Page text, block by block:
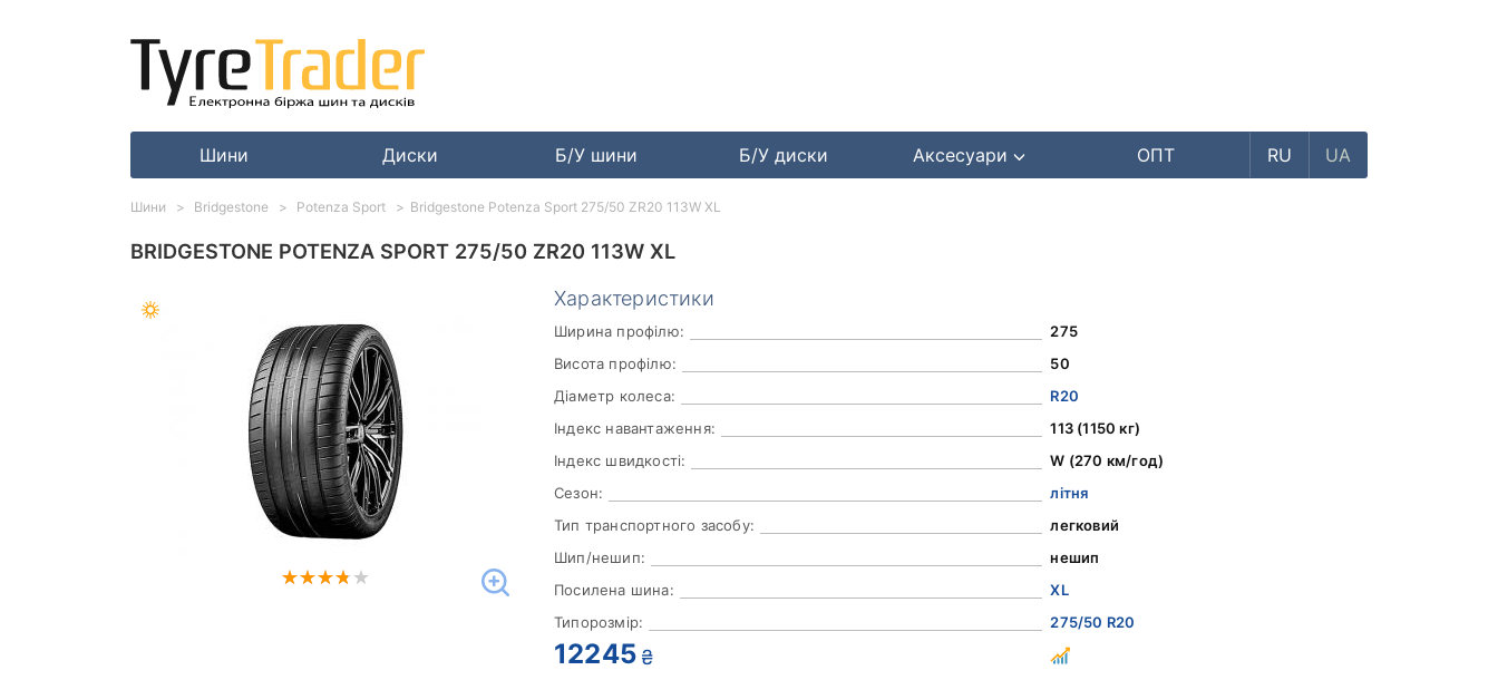
Шини Диски Б/У шини Б/У диски Аксесуари ОПТ RU UA
BRIDGESTONE POTENZA SPORT 275/50 ZR20 113W XL
Характеристики
Ширина профілю:
275
Висота профілю:
50
Діаметр колеса:
R20
Індекс навантаження:
113 (1150 кг)
Індекс швидкості:
W (270 км/год)
Сезон:
літня
Тип транспортного засобу:
легковий
Шип/нешип:
нешип
Посилена шина:
XL
Типорозмір:
275/50 R20
12245 ₴
Шини Bridgestone Potenza Sport Bridgestone Potenza Sport 275/50 ZR20 113W XL